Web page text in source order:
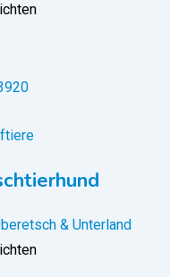
& Unterland